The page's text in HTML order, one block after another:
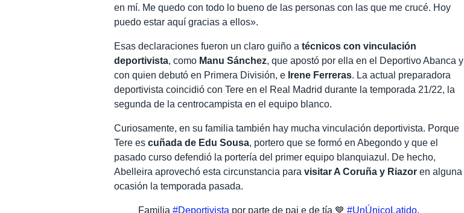
en mí. Me quedo con todo lo bueno de las personas con las que me crucé. Hoy
puedo estar aquí gracias a ellos».
Esas declaraciones fueron un claro guiño a técnicos con vinculación
deportivista, como Manu Sánchez, que apostó por ella en el Deportivo Abanca y
con quien debutó en Primera División, e Irene Ferreras. La actual preparadora
deportivista coincidió con Tere en el Real Madrid durante la temporada 21/22, la
segunda de la centrocampista en el equipo blanco.
Curiosamente, en su familia también hay mucha vinculación deportivista. Porque
Tere escuñada de Edu Sousa, portero que se formó en Abegondo y que el
pasado curso defendió la portería del primer equipo blanquiazul. De hecho,
Abelleira aprovechó esta circunstancia paravisitar A Coruña y Riazor en alguna
ocasión la temporada pasada.
Familia#Deportivista por parte de pai e de tía 💙#UnÚnicoLatido.